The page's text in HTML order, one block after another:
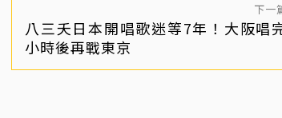
下一
八三夭日本開唱歌迷等7年！大阪唱
小時後再戰東京